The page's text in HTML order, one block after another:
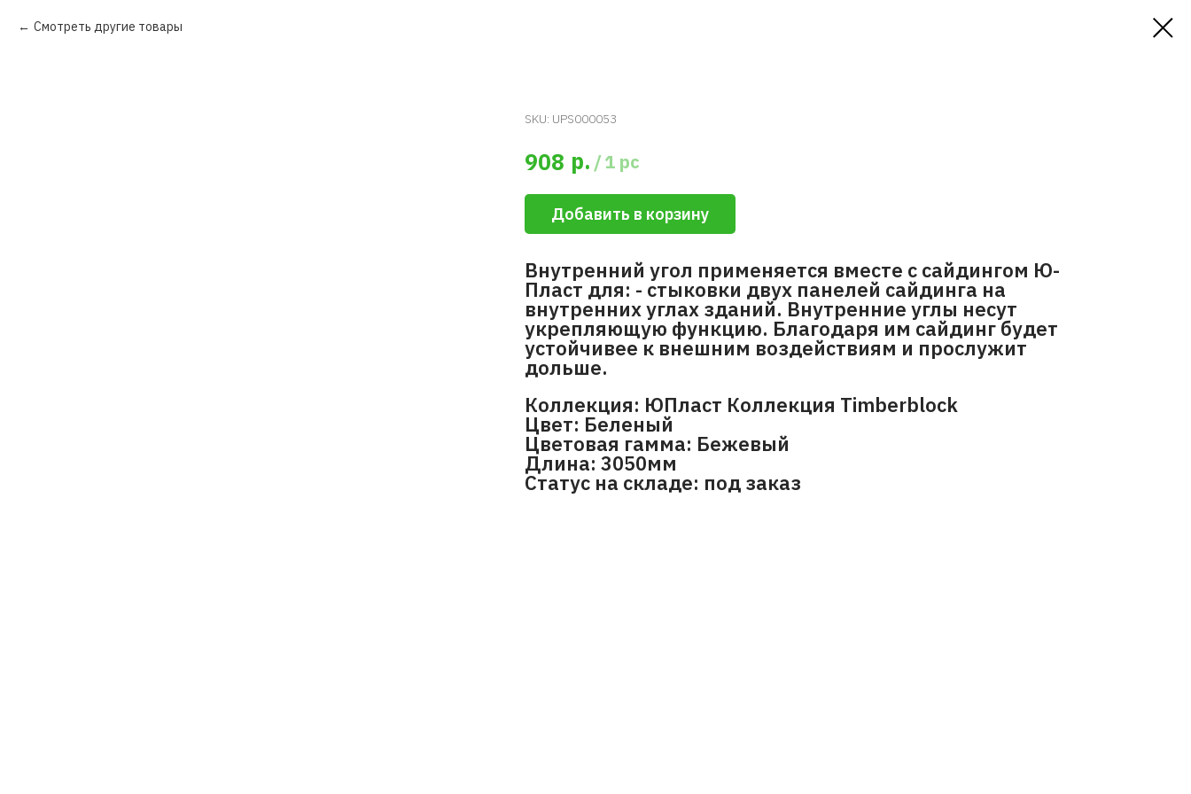
Смотреть другие товары
SKU: UPS000053
908 р. /1 pc
Добавить в корзину
Внутренний угол применяется вместе с сайдингом Ю-
Пласт для: - стыковки двух панелей сайдинга на
внутренних углах зданий. Внутренние углы несут
укрепляющую функцию. Благодаря им сайдинг будет
устойчивее к внешним воздействиям и прослужит
дольше.
Коллекция: ЮПласт Коллекция Timberblock
Цвет: Беленый
Цветовая гамма: Бежевый
Длина: 3050мм
Статус на складе: под заказ